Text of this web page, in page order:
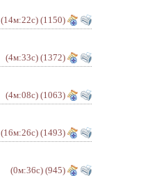
(14м:22с) (1150)
(4м:33с) (1372)
(4м:08с) (1063)
(16м:26с) (1493)
(0м:36с) (945)